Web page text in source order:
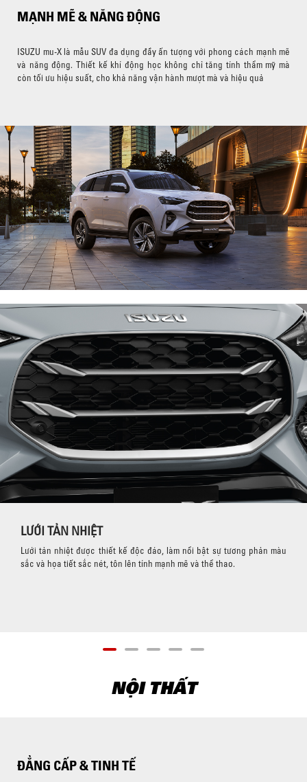
MẠNH MẼ & NĂNG ĐỘNG
ISUZU mu-X là mẫu SUV đa dụng đầy ấn tượng với phong cách mạnh mẽ
và năng động. Thiết kế khí động học không chỉ tăng tính thẩm mỹ mà
còn tối ưu hiệu suất, cho khả năng vận hành mượt mà và hiệu quả
LƯỚI TẢN NHIỆT
Lưới tản nhiệt được thiết kế độc đáo, làm nổi bật sự tương phản màu
sắc và họa tiết sắc nét, tôn lên tính mạnh mẽ và thể thao.
NỘI THẤT
ĐẲNG CẤP & TINH TẾ